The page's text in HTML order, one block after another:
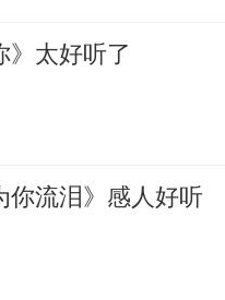
》太好听了
你流泪》感人好听